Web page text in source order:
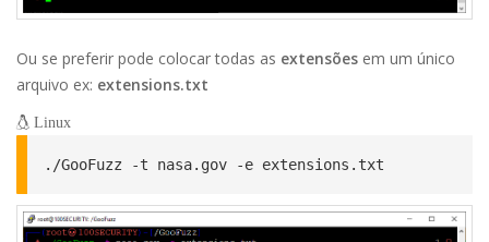
Ou se preferir pode colocar todas as extensões em um único
arquivo ex: extensions.txt
Linux
./GooFuzz -t nasa.gov -e extensions.txt